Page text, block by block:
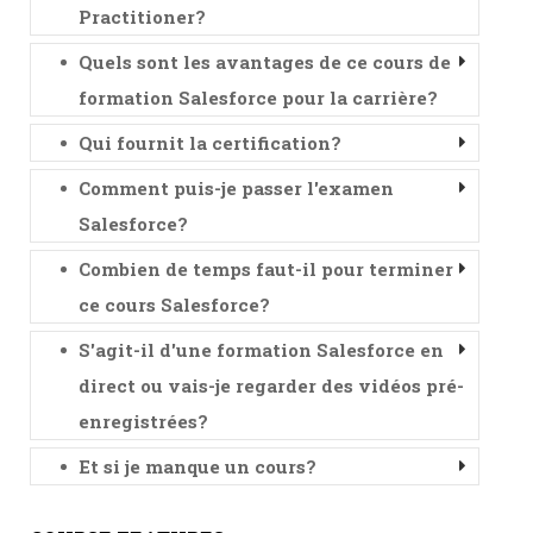
Practitioner?
Quels sont les avantages de ce cours de
formation Salesforce pour la carrière?
Qui fournit la certification?
Comment puis-je passer l'examen
Salesforce?
Combien de temps faut-il pour terminer
ce cours Salesforce?
S'agit-il d'une formation Salesforce en
direct ou vais-je regarder des vidéos pré-
enregistrées?
Et si je manque un cours?